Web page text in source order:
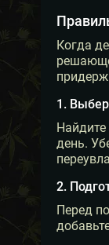
Когда
1.
Найдите
день.
2.
Перед